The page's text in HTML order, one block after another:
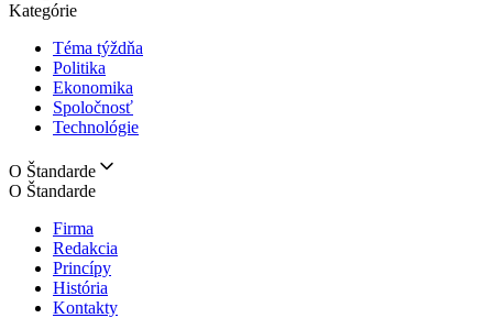
Kategórie
Téma týždňa
Politika
Ekonomika
Spoločnosť
Technológie
O Štandarde
O Štandarde
Firma
Redakcia
Princípy
História
Kontakty